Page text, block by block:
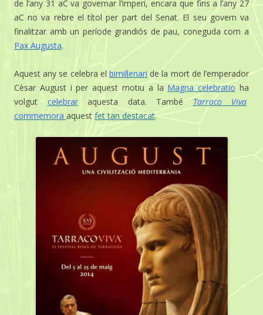
de l’any 31 aC va governar l’imperi, encara que fins a l’any 27
aC no va rebre el títol per part del Senat. El seu govern va
finalitzar amb un període grandiós de pau, coneguda com a
Pax Augusta.
Aquest any se celebra el bimil·lenari de la mort de l’emperador
Cèsar August i per aquest motiu a la Magna celebratio ha
volgut celebrar aquesta data. També Tarraco Viva
commemora aquest fet tan destacat.